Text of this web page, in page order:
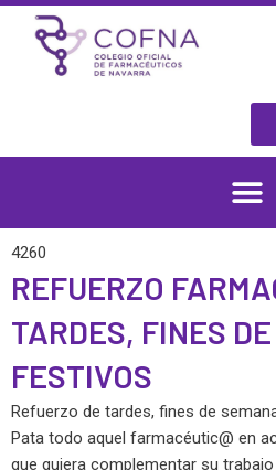
Skip
content
4260
REFUERZO
TARDES, FINES
FESTIVOS
Refuerzo de tardes, fines de
Pata todo aquel farmacéutic@ en
que quiera complementar su